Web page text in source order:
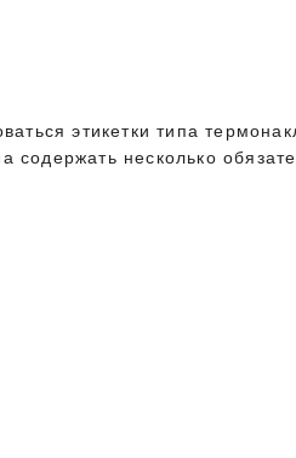
этикетки типа
содержать несколько